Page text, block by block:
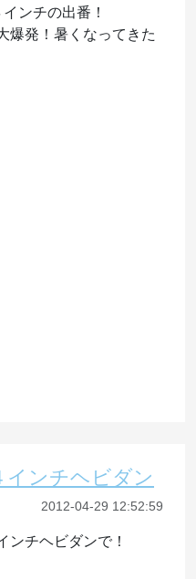
ンチの出番！
爆発！暑くなってきた
インチヘビダン
2012-04-29 12:52:59
ンチヘビダンで！